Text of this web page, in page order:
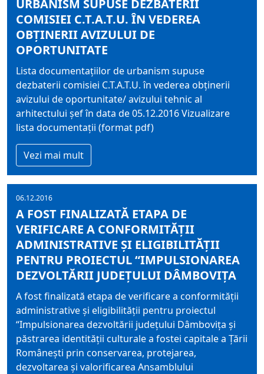
URBANISM SUPUSE DEZBATERII
COMISIEI C.T.A.T.U. ÎN VEDEREA
OBȚINERII AVIZULUI DE
OPORTUNITATE
Lista documentațiilor de urbanism supuse
dezbaterii comisiei C.T.A.T.U. în vederea obținerii
avizului de oportunitate/ avizului tehnic al
arhitectului șef în data de 05.12.2016 Vizualizare
lista documentații (format pdf)
Vezi mai mult
06.12.2016
A FOST FINALIZATĂ ETAPA DE
VERIFICARE A CONFORMITĂȚII
ADMINISTRATIVE ȘI ELIGIBILITĂȚII
PENTRU PROIECTUL “IMPULSIONAREA
DEZVOLTĂRII JUDEȚULUI DÂMBOVIȚA
A fost finalizată etapa de verificare a conformității
administrative și eligibilității pentru proiectul
“Impulsionarea dezvoltării județului Dâmbovița și
păstrarea identității culturale a fostei capitale a Țării
Românești prin conservarea, protejarea,
dezvoltarea și valorificarea Ansamblului